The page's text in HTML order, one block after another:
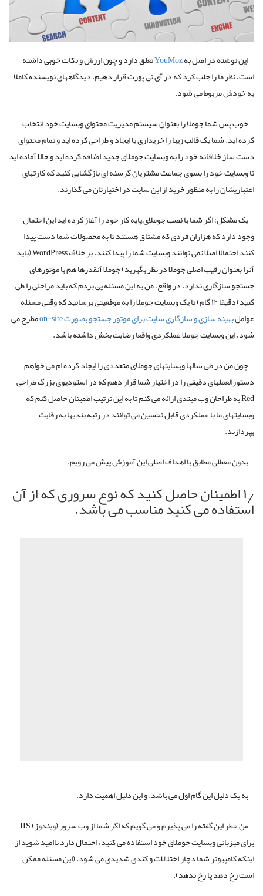
این نوشته در اصل بهYouMozتعلق دارد و چون ارزش و نکات خوبی داشته
است، نظر ما را جلب کرد که در آی تی پورت قرار دهیم. دیدگاههای نویسنده کاملا
به خودش مربوط می شود.
خوب پس شما جوملا را بعنوان سیستم مدیریت محتوای وبسایت خود انتخاب
کرده اید. شما یک قالب زیبا را خریداری یا ایجاد و طراحی کرده اید و تمام محتوای
دست ساز خلاقانه خود را به وبسایت جوملای جدید اضافه کرده اید و حالا آماده اید
تا وبسایت خود را بسوی جماعت مشتریان گرسنه ای بازگشایی کنید که کارتهای
اعتباریشان را به منظور خرید از این سایت در اختیارتان می گذارند.
یک مشکل: اگر شما با نصب جوملای ِپایه کار خود را آغاز کرده اید این احتمال
وجود دارد که هزاران فردی که مشتاق هستند تا به محصولات شما دست پیدا
کنند احتمالا اصلا نمی توانند وبسایت شما را پیدا کنند. بر خلاف WordPress (باید
آنرا بعنوان رقیب اصلی جوملا در نظر بگیرید) جوملا آنقدرها هم با موتورهای
جستجو سازگاری ندارد. در واقع، من به این مسئله پی بردم که باید مراحلی را طی
کنید (دقیقا ۱۲ گام) تا یک وبسایت جوملا را به موقعیتی برسانید که وقتی مسئله
عواملبهینه سازی و سازگاری سایت برای موتور جستجو بصورت on-site
مطرح می
شود، این وبسایت جوملا عملکردی واقعا رضایت بخش داشته باشد.
چون من در طی سالها وبسایتهای جوملای متعددی را ایجاد کرده ام می خواهم
دستورالعملهای دقیقی را در اختیار شما قرار دهم که در استودیوی بزرگ طراحی
Red به طراحان وب مبتدی ارائه می کنم تا به این ترتیب اطمینان حاصل کنم که
وبسایتهای ما با عملکردی قابل تحسین می توانند در رتبه بندیها به رقابت
بپردازند.
بدون معطلی مطابق با اهداف اصلی این آموزش پیش می رویم.
۱٫ اطمینان حاصل کنید که نوع سروری که از آن
استفاده می کنید مناسب می باشد.
به یک دلیل این گام اول می باشد. و این دلیل اهمیت دارد.
من خطر این گفته را می پذیرم و می گویم که اگر شما از وب سرور (ویندوز) IIS
برای میزبانی وبسایت جوملای خود استفاده می کنید، احتمال دارد ناامید شوید از
اینکه کامپیوتر شما دچار اختلالات و کندی شدیدی می شود. (این مسئله ممکن
است رخ دهد یا رخ ندهد).